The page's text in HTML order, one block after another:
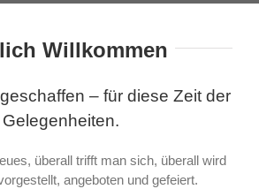
Willkommen
– für diese Zeit der
Gelegenheiten.
überall trifft man sich, überall wird
angeboten und gefeiert.